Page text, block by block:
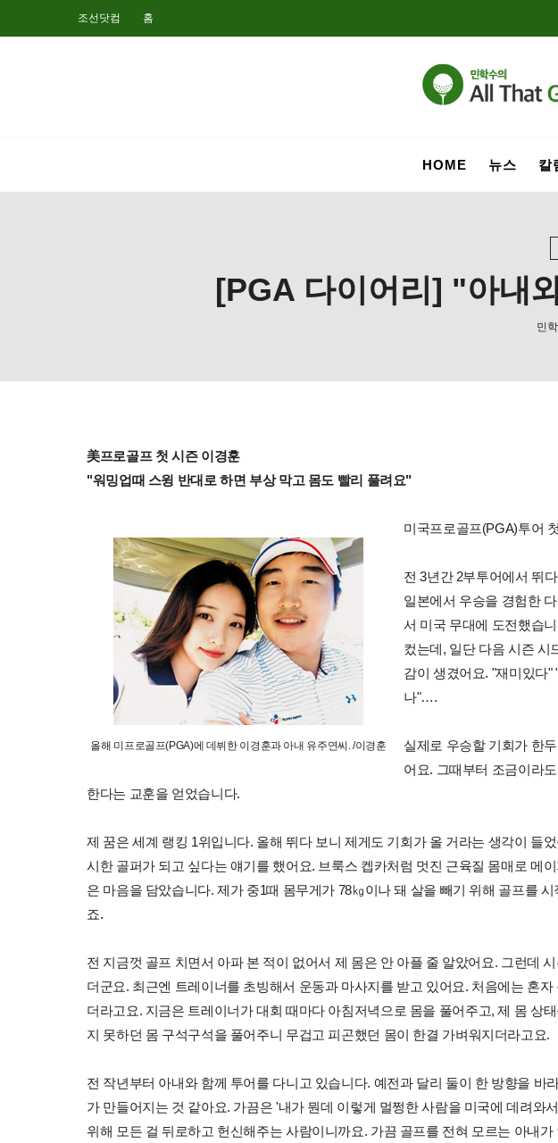
조선닷컴 홈
HOME 뉴스 칼
[PGA 다이어리] "아내
민
美프로골프 첫 시즌 이경훈
"워밍업때 스윙 반대로 하면 부상 막고 몸도 빨리 풀려요"
올해 미프로골프(PGA)에 데뷔한 이경훈과 아내 유주연씨. /이경훈
미국프로골프(PGA)투어
전 3년간 2부투어에서 뛰
일본에서 우승을 경험한
서 미국 무대에 도전했습
컸는데, 일단 다음 시즌 시
감이 생겼어요. "재미있다"
나"….
실제로 우승할 기회가 한
어요. 그때부터 조금이라
한다는 교훈을 얻었습니다.
제 꿈은 세계 랭킹 1위입니다. 올해 뛰다 보니 제게도 기회가 올 거라는 생각이 들
시한 골퍼가 되고 싶다는 얘기를 했어요. 브룩스 켑카처럼 멋진 근육질 몸매로 메
은 마음을 담았습니다. 제가 중1때 몸무게가 78㎏이나 돼 살을 빼기 위해 골프를
죠.
전 지금껏 골프 치면서 아파 본 적이 없어서 제 몸은 안 아플 줄 알았어요. 그런데
더군요. 최근엔 트레이너를 초빙해서 운동과 마사지를 받고 있어요. 처음에는 혼
더라고요. 지금은 트레이너가 대회 때마다 아침저녁으로 몸을 풀어주고, 제 몸 상
지 못하던 몸 구석구석을 풀어주니 무겁고 피곤했던 몸이 한결 가벼워지더라고요.
전 작년부터 아내와 함께 투어를 다니고 있습니다. 예전과 달리 둘이 한 방향을 바
가 만들어지는 것 같아요. 가끔은 '내가 뭔데 이렇게 멀쩡한 사람을 미국에 데려와
위해 모든 걸 뒤로하고 헌신해주는 사람이니까요. 가끔 골프를 전혀 모르는 아내